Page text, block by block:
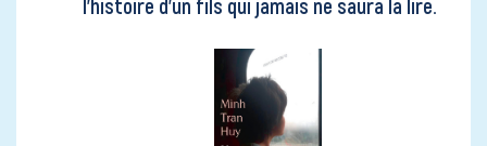
l’histoire d’un fils qui jamais ne saura la lire.